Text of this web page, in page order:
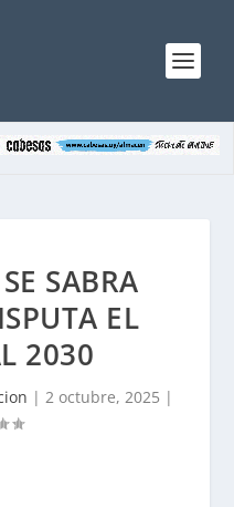
SABRA
EL
2030
| 2 octubre, 2025 |